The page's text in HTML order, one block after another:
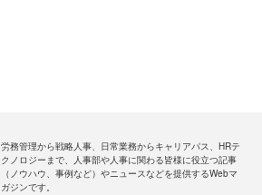
労務管理から戦略人事、日常業務からキャリアパス、HRテ
クノロジーまで、人事部や人事に関わる皆様に役立つ記事
（ノウハウ、事例など）やニュースなどを提供するWebマ
ガジンです。